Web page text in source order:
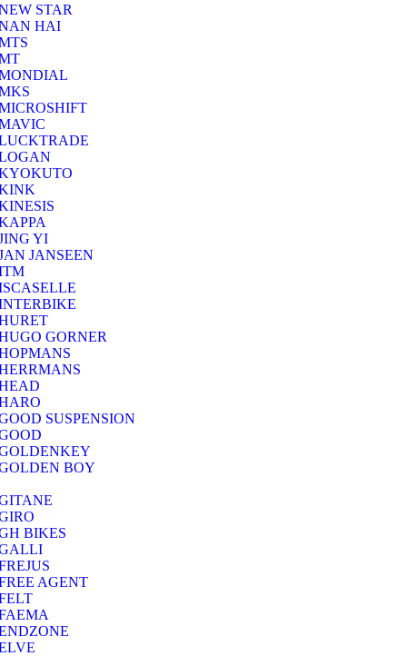
STAR
HAI
YI
JANSEEN
GORNER
SUSPENSION
BOY
BIKES
AGENT